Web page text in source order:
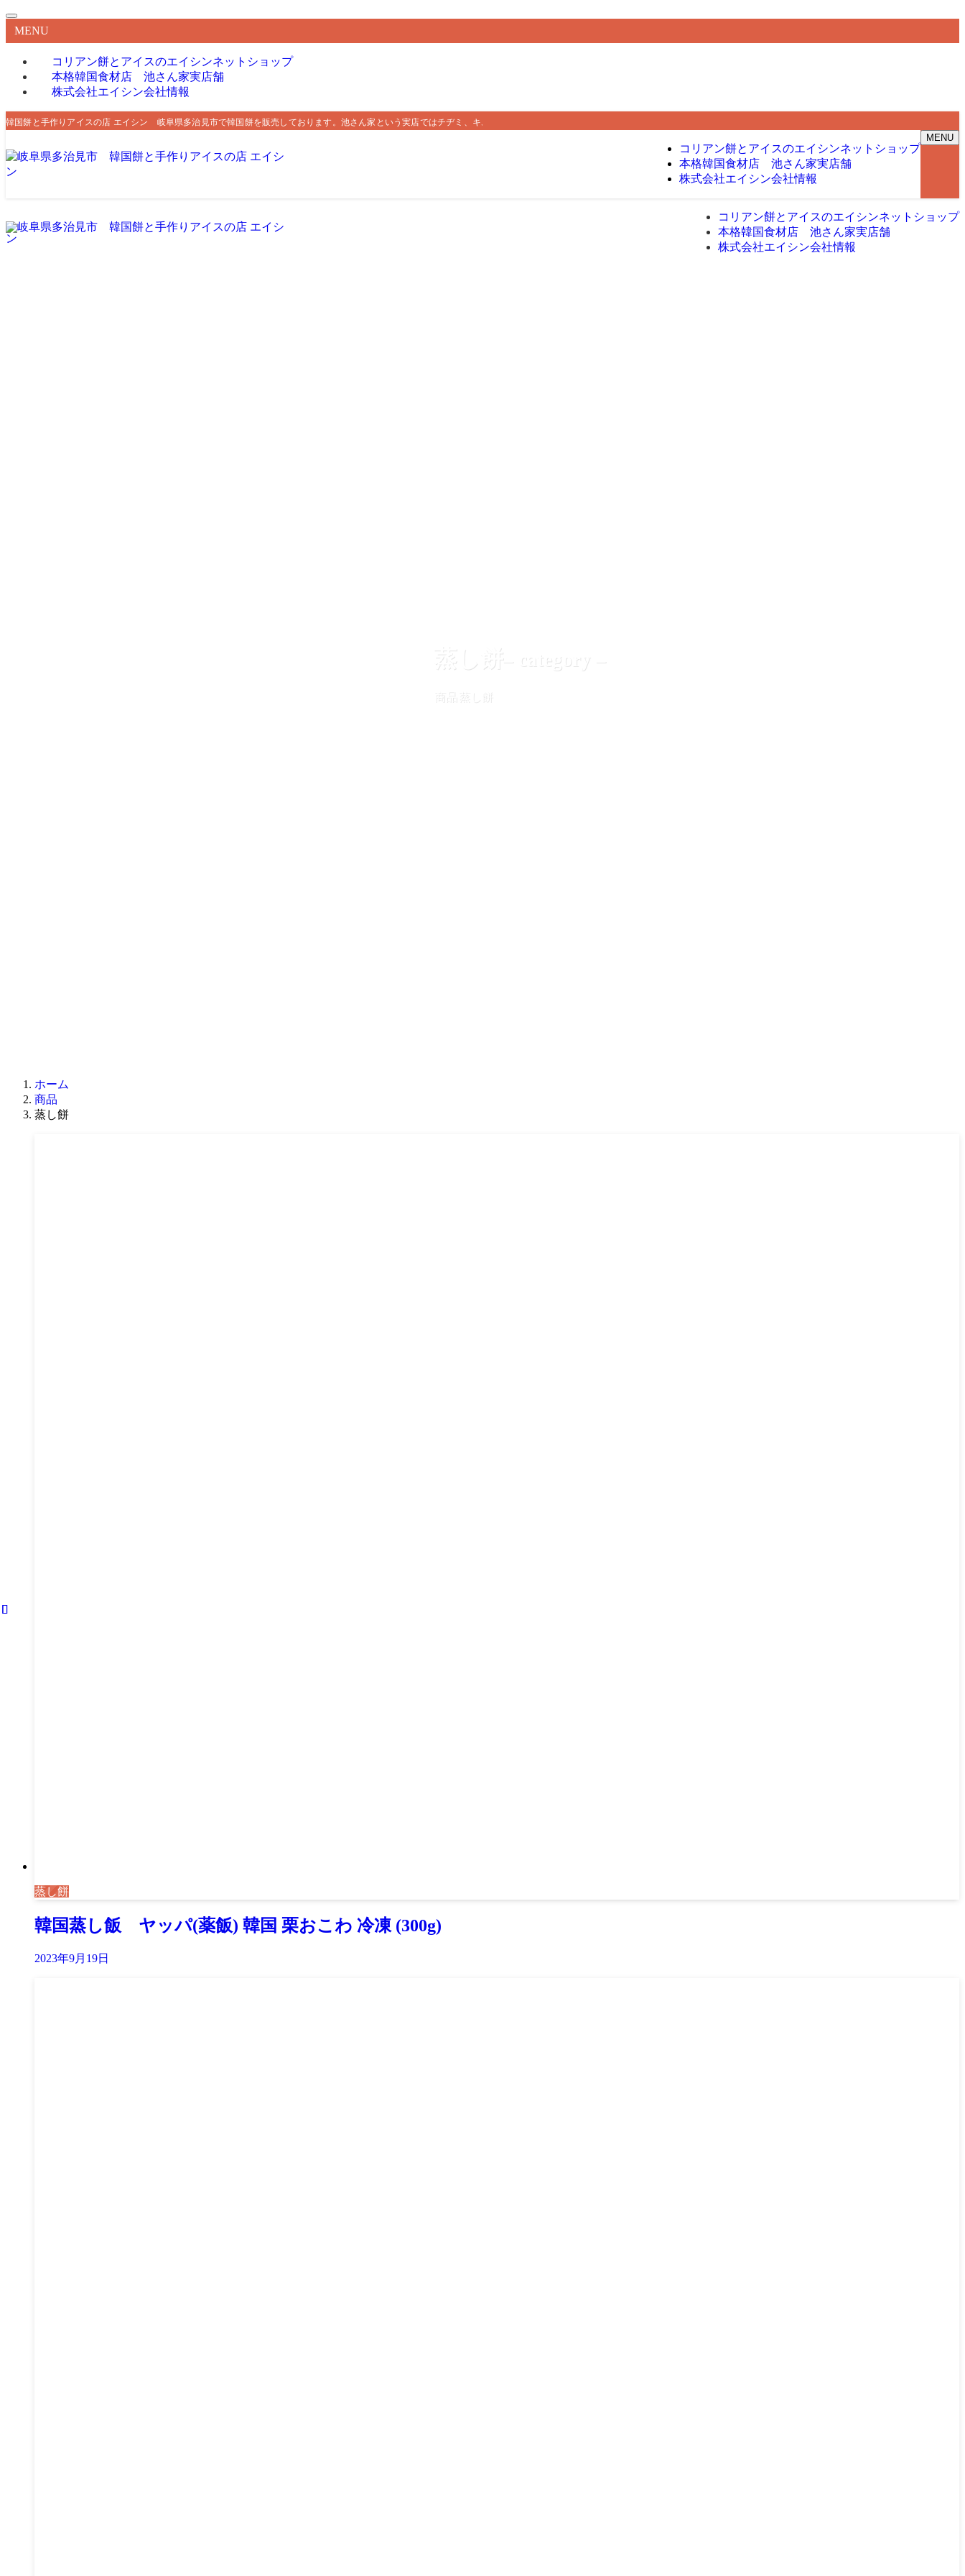
MENU
コリアン餅とアイスのエイシンネットショップ
本格韓国食材店 池さん家実店舗
株式会社エイシン会社情報
韓国餅と手作りアイスの店 エイシン 岐阜県多治見市で韓国餅を販売しております。池さん家という実店ではチヂミ、キムチ、キンパを販売しております。
コリアン餅とアイスのエイシンネットショップ
本格韓国食材店 池さん家実店舗
株式会社エイシン会社情報
MENU
コリアン餅とアイスのエイシンネットショップ
本格韓国食材店 池さん家実店舗
株式会社エイシン会社情報
蒸し餅– category –
商品 蒸し餅
ホーム
商品
蒸し餅
蒸し餅
韓国蒸し飯 ヤッパ(薬飯) 韓国 栗おこわ 冷凍 (300g)
2023年9月19日